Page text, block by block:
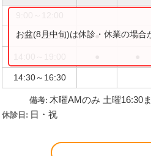
9:00～13:00 ● ●
14:30～16:30
お盆(8月中旬)は休診・休業の場合
備考: 木曜AMのみ 土曜16:30
休診日: 日・祝